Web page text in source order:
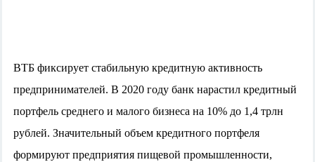
ВТБ фиксирует стабильную кредитную активность
предпринимателей. В 2020 году банк нарастил кредитный
портфель среднего и малого бизнеса на 10% до 1,4 трлн
рублей. Значительный объем кредитного портфеля
формируют предприятия пищевой промышленности,